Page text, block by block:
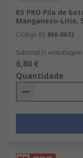
RS PRO Pila de
Manganeso-Litio,
Código RS 866-0672
Subtotal (1
6,80 €
Quantidade